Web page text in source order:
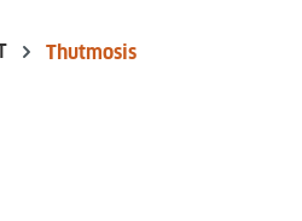
Thutmosis